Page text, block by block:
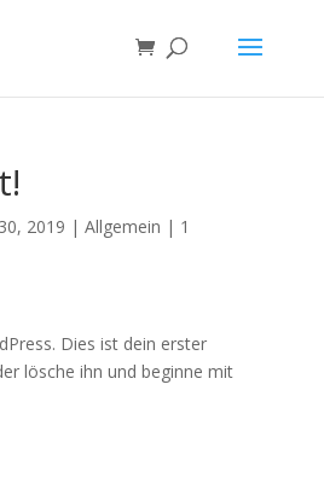
2019 | Allgemein | 1
Dies ist dein erster
lösche ihn und beginne mit